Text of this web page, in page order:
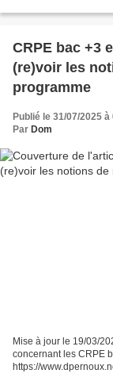
CRPE bac +3
(re)voir les
programme
Publié le 31/07/2025 à
Par Dom
Mise à jour le 19/03/
concernant les CRPE
https://